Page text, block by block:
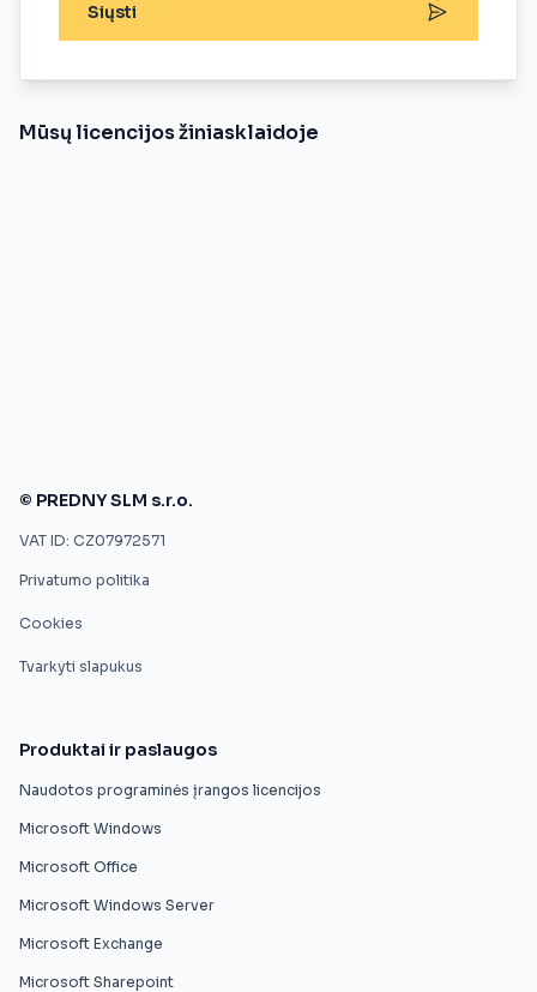
Siųsti
Mūsų licencijos žiniasklaidoje
© PREDNY SLM s.r.o.
VAT ID: CZ07972571
Privatumo politika
Cookies
Tvarkyti slapukus
Produktai ir paslaugos
Naudotos programinės įrangos licencijos
Microsoft Windows
Microsoft Office
Microsoft Windows Server
Microsoft Exchange
Microsoft Sharepoint